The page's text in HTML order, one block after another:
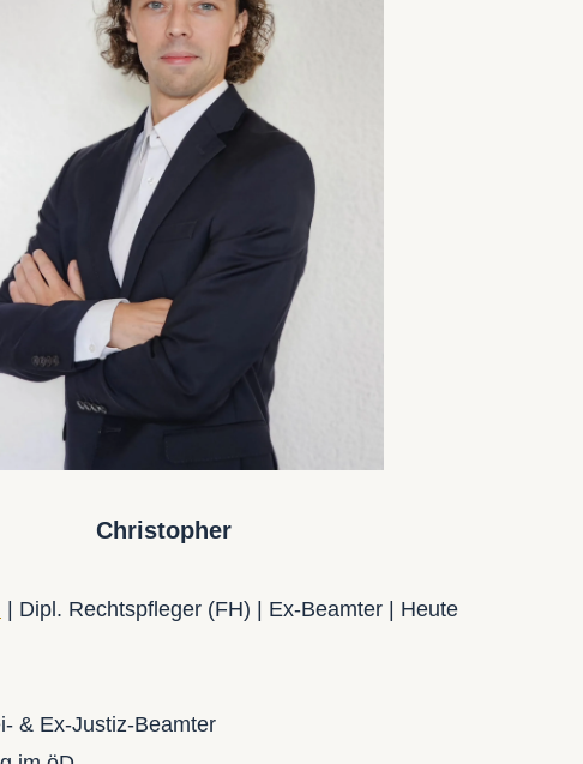
Christopher
| Dipl. Rechtspfleger (FH) | Ex-Beamter | Heute
& Ex-Justiz-Beamter